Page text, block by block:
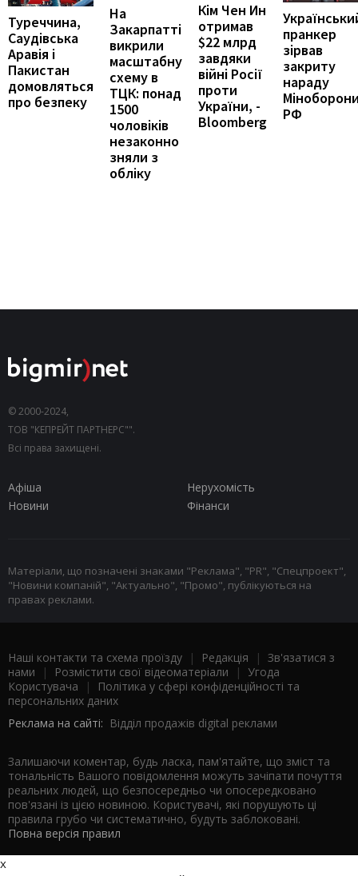
Туреччина,
Саудівська
Аравія і
Пакистан
домовляться
про безпеку
На
Закарпатті
викрили
масштабну
схему в
ТЦК: понад
1500
чоловіків
незаконно
зняли з
обліку
Кім Чен Ин
отримав
$22 млрд
завдяки
війні Росії
проти
України, -
Bloomberg
пранкер
зірвав
закриту
нараду
РФ
© 2000-2024,
ТОВ "КЕПРЕЙТ ПАРТНЕРС"".
Всі права захищені.
Афіша
Нерухомість
Новини
Фінанси
Матеріали, що позначені знаками "Реклама", "PR", "Спецпроект",
"Новини компаній", "Актуально", "Промо", публікуються на
правах реклами.
Наші контакти та схема проїзду | Редакція | Зв'язатися з
нами | Розмістити свої відеоматеріали | Угода
Користувача |
Політика у сфері конфіденційності та
персональних даних
Реклама на сайті: Відділ продажів digital реклами
Залишаючи коментар, будь ласка, пам'ятайте, що зміст та
тональність Вашого повідомлення можуть зачіпати почуття
реальних людей, що безпосередньо чи опосередковано
пов'язані із цією новиною. Користувачі, які порушують ці
правила грубо чи систематично, будуть заблоковані.
Повна версія правил
x